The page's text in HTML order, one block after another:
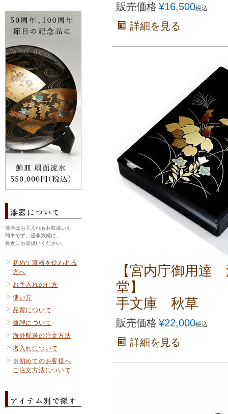
漆器はお手入れもお取扱いも
簡単です。是非気軽に、
身近にお取扱いください。
初めて漆器を使われる
方へ
お手入れの仕方
使い方
品質について
修理について
海外配送の注文方法
名入れについて
※初めてのお客様へ
ご注文方法について
販売価格 ¥16,500税込
詳細を見る
【宮内庁御用達
堂】
手文庫 秋草
販売価格 ¥22,000税込
詳細を見る